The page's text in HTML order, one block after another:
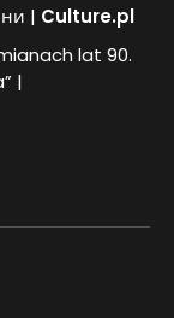
| Culture.pl
lat 90.
|